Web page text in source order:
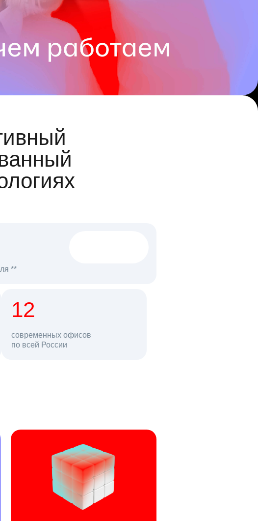
**
12
современных офисов
по всей Россиипользователей в день